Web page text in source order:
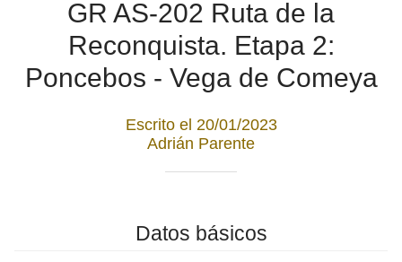
GR AS-202 Ruta de la
Reconquista. Etapa 2:
Poncebos - Vega de Comeya
Escrito el 20/01/2023
Adrián Parente
Datos básicos